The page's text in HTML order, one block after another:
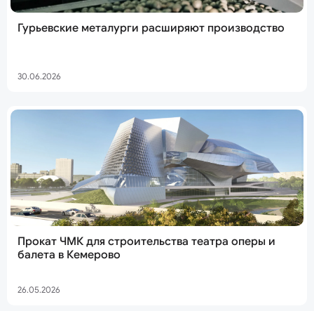
Гурьевские металурги расширяют производство
30.06.2026
Прокат ЧМК для строительства театра оперы и
балета в Кемерово
26.05.2026